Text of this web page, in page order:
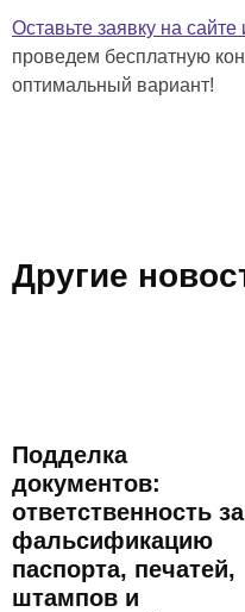
Оставьте заявку на
проведем бесплатную
оптимальный вариант!
Другие
Подделка
документов:
ответственность за
фальсификацию
паспорта, печатей,
штампов и